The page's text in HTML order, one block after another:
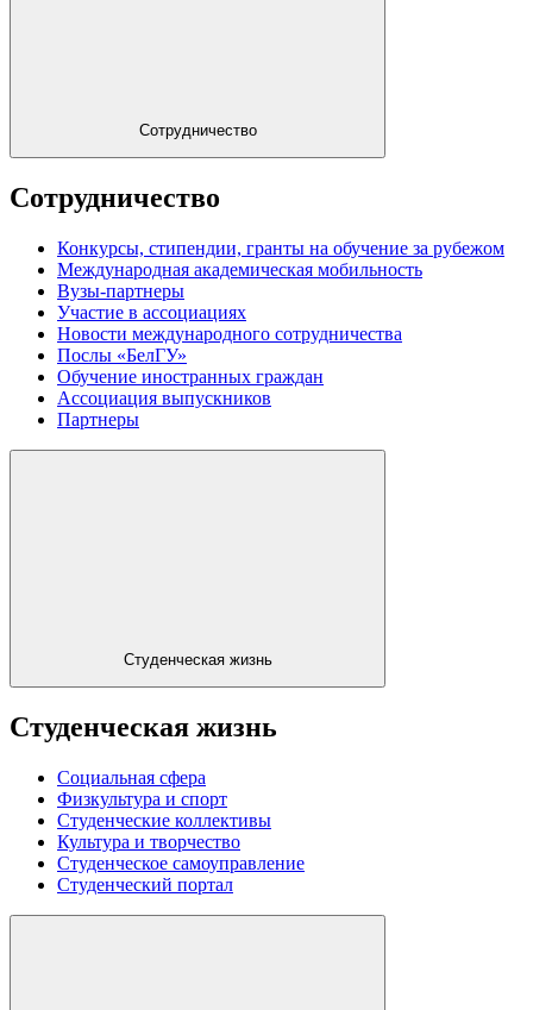
Сотрудничество
Сотрудничество
Конкурсы, стипендии, гранты на обучение за рубежом
Международная академическая мобильность
Вузы-партнеры
Участие в ассоциациях
Новости международного сотрудничества
Послы «БелГУ»
Обучение иностранных граждан
Ассоциация выпускников
Партнеры
Студенческая жизнь
Студенческая жизнь
Социальная сфера
Физкультура и спорт
Студенческие коллективы
Культура и творчество
Студенческое самоуправление
Студенческий портал